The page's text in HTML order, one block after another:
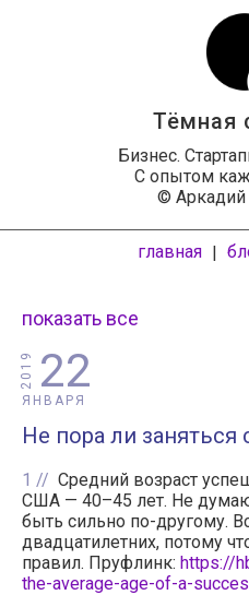
Тёмная
Бизнес.
С опытом
©
главная |
показать все
22
ЯНВАРЯ
2019
Не пора ли
1
Средний возраст
США — 40–45 лет. Не
быть сильно по-другому.
двадцатилетних, потому
правил. Пруфлинк: https://
the-average-age-of-a-